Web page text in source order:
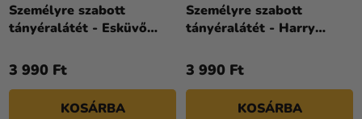
Személyre szabott
tányéralátét - Esküvő
3 990 Ft
KOSÁRBA
Személyre szabott
tányéralátét - Harry
3 990 Ft
KOSÁRBA